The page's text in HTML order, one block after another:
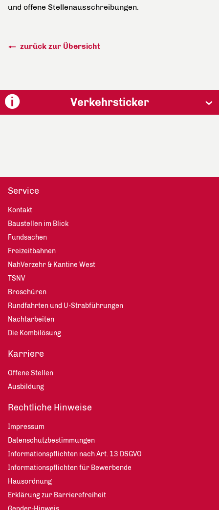
und offene Stellenausschreibungen.
zurück zur Übersicht
Verkehrsticker
Service
Kontakt
Baustellen im Blick
Fundsachen
Freizeitbahnen
NahVerzehr & Kantine West
TSNV
Broschüren
Rundfahrten und U-Strabführungen
Nachtarbeiten
Die Kombilösung
Karriere
Offene Stellen
Ausbildung
Rechtliche Hinweise
Impressum
Datenschutzbestimmungen
Informationspflichten nach Art. 13 DSGVO
Informationspflichten für Bewerbende
Hausordnung
Erklärung zur Barrierefreiheit